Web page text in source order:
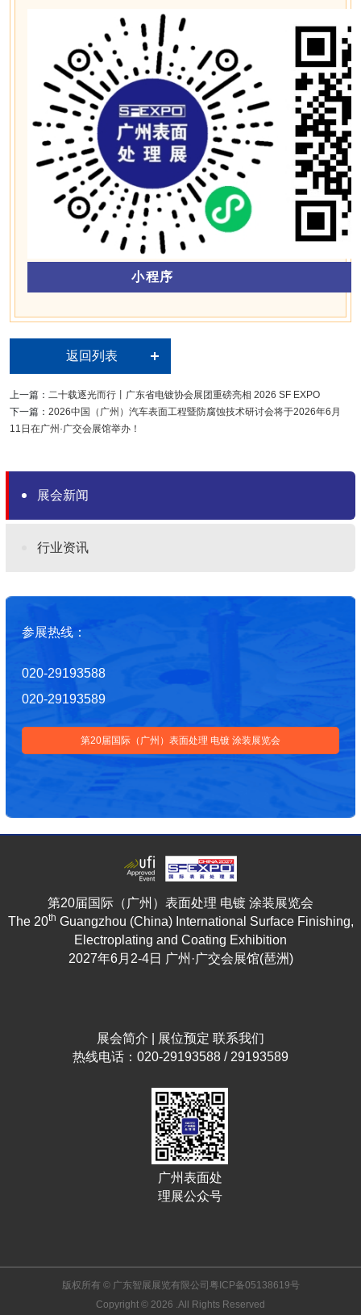
小程序
返回列表
上一篇： 二十载逐光而行丨广东省电镀协会展团重磅亮相 2026 SF EXPO
下一篇：2026中国（广州）汽车表面工程暨防腐蚀技术研讨会将于2026年6月
11日在广州·广交会展馆举办！
展会新闻
行业资讯
参展热线：
020-29193588
020-29193589
第20届国际（广州）表面处理 电镀 涂装展览会
第20届国际（广州）表面处理 电镀 涂装展览会
The 20th Guangzhou (China) International Surface Finishing,
Electroplating and Coating Exhibition
2027年6月2-4日 广州·广交会展馆(琶洲)
展会简介 展位预定 联系我们
热线电话：020-29193588 / 29193589
广州表面处
理展公众号
版权所有 © 广东智展展览有限公司 粤ICP备05138619号
Copyright © 2026 .All Rights Reserved